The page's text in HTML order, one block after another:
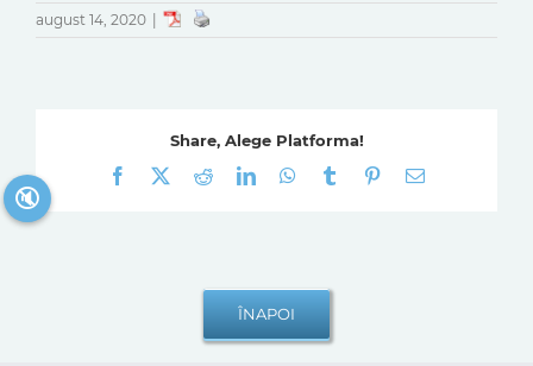
august 14, 2020
Share, Alege Platforma!
Facebook
RedditLinkedInWhatsApp
Tumblr Pinterest
E-
🔇